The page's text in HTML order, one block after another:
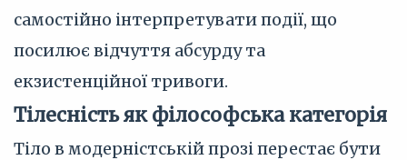
самостійно інтерпретувати події, що
посилює відчуття абсурду та
екзистенційної тривоги.
Тілесність як філософська категорія
Тіло в модерністській прозі перестає бути